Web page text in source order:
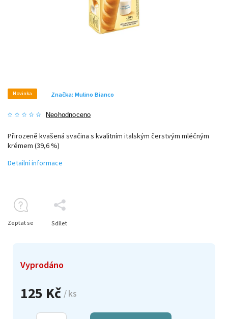
Novinka
Neohodnoceno
Značka: Mulino Bianco
125 Kč / ks
Vyprodáno
Přirozeně kvašená svačina s kvalitním italským čerstvým mléčným
krémem (39,6 %)
Detailní informace
Zeptat se Sdílet